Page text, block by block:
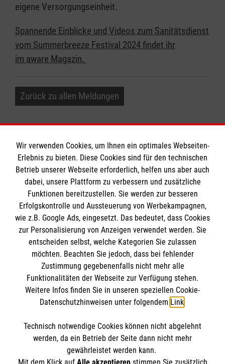
eigene Versorgungseinheit.
Spannende Einblicke und Videos zum Sanitätsdienst
vom Summerbreeze Festival 2024 findet ihr
im aware Magazin.
Zurück zu allen Meldungen
Informationen
Impressum
Datenschutz
Barrierefreiheit
Kontakt
Die Malteser
Malteser in Deutschland
Malteserorden
Sharepoint
Spendenkonto
IBAN: DE90 6005 0101 0001 2706 88
BIC: SOLADEST600
So finden Sie uns
Wir verwenden Cookies, um Ihnen ein optimales Webseiten-
Erlebnis zu bieten. Diese Cookies sind für den technischen
Betrieb unserer Webseite erforderlich, helfen uns aber auch
dabei, unsere Plattform zu verbessern und zusätzliche
Funktionen bereitzustellen. Sie werden zur besseren
Erfolgskontrolle und Aussteuerung von Werbekampagnen,
wie z.B. Google Ads, eingesetzt. Das bedeutet, dass Cookies
zur Personalisierung von Anzeigen verwendet werden. Sie
entscheiden selbst, welche Kategorien Sie zulassen
möchten. Beachten Sie jedoch, dass bei fehlender
Zustimmung gegebenenfalls nicht mehr alle
Funktionalitäten der Webseite zur Verfügung stehen.
Weitere Infos finden Sie in unseren speziellen Cookie-
Datenschutzhinweisen unter folgendem Link.
Technisch notwendige Cookies können nicht abgelehnt
werden, da ein Betrieb der Seite dann nicht mehr
gewährleistet werden kann.